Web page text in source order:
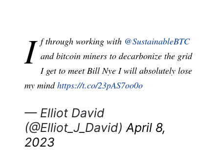
I f through working with @SustainableBTC
and bitcoin miners to decarbonize the grid
I get to meet Bill Nye I will absolutely lose
my mindhttps://t.co/23pAS7oo0o
— Elliot David
(@Elliot_J_David) April 8,
2023